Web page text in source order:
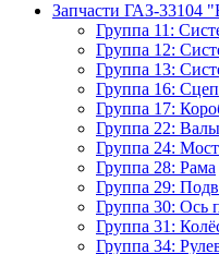
Запчасти ГАЗ-33104
Группа 11:
Группа 12:
Группа 13:
Группа 16:
Группа 17:
Группа 22:
Группа 24:
Группа 28: Рама
Группа 29:
Группа 30: Ось
Группа 31:
Группа 34: